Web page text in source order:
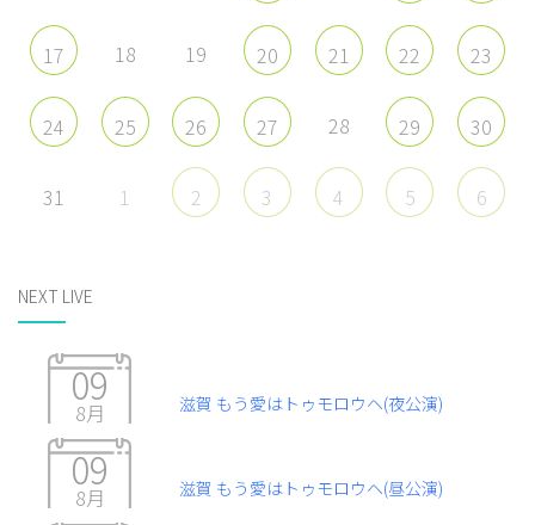
17 18 19 20 21 22 23
24 25 26 27 28 29 30
31 1 2 3 4 5 6
NEXT LIVE
09
8月 滋賀 もう愛はトゥモロウヘ(夜公演)
09
8月 滋賀 もう愛はトゥモロウヘ(昼公演)